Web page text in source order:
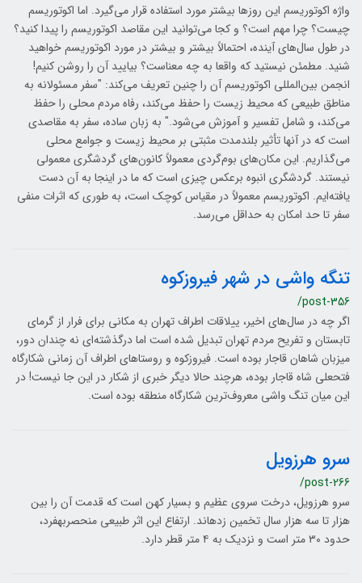
واژه اکوتوریسم این روزها بیشتر مورد استفاده قرار می‌گیرد. اما اکوتوریسم
چیست؟ چرا مهم است؟ و کجا می‌توانید این مقاصد اکوتوریسم را پیدا کنید؟
در طول سال‌های آینده، احتمالاً بیشتر و بیشتر در مورد اکوتوریسم خواهید
شنید. مطمئن نیستید که واقعا به چه معناست؟ بیایید آن را روشن کنیم!
انجمن بین‌المللی اکوتوریسم آن را چنین تعریف می‌کند: "سفر مسئولانه به
مناطق طبیعی که محیط زیست را حفظ می‌کند، رفاه مردم محلی را حفظ
می‌کند، و شامل تفسیر و آموزش می‌شود." به زبان ساده، سفر به مقاصدی
است که در آنها تأثیر بلندمدت مثبتی بر محیط زیست و جوامع محلی
می‌گذاریم. این مکان‌های بوم‌گردی معمولاً کانون‌های گردشگری معمولی
نیستند. گردشگری انبوه برعکس چیزی است که ما در اینجا به آن دست
یافته‌ایم. اکوتوریسم معمولاً در مقیاس کوچک است، به طوری که اثرات منفی
سفر تا حد امکان به حداقل می‌رسد.
تنگه واشی در شهر فیروزکوه
/post-356
اگر چه در سال‌های اخیر، ییلاقات اطراف تهران به مکانی برای فرار از گرمای
تابستان و تفریح مردم تهران تبدیل شده است اما درگذشته‌ای نه چندان دور،
میزبان شاهان قاجار بوده است. فیروزکوه و روستاهای اطراف آن زمانی شکار‌‌گاه
فتحعلی شاه قاجار بوده، هرچند حالا دیگر خبری از شکار در این جا نیست! در
این میان تنگ واشی معروف‌ترین شکارگاه منطقه بوده است.
سرو هرزویل
/post-266
سرو هرزویل، درخت سروی عظیم و بسیار کهن است که قدمت آن را بین
هزار تا سه هزار سال تخمین زده‎اند. ارتفاع این اثر طبیعی منحصربه‎فرد،
حدود ۳۰ متر است و نزدیک به ۴ متر قطر دارد.